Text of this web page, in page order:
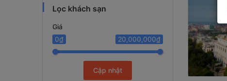
Lọc khách sạn
Giá
0₫
20,000,000₫
Cập nhật